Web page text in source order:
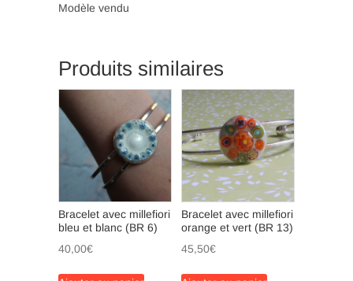
Modèle vendu
Produits similaires
Bracelet avec millefiori
bleu et blanc (BR 6)
40,00€
Bracelet avec millefiori
orange et vert (BR 13)
45,50€